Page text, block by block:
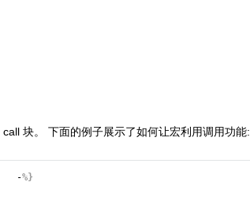
call 块。 下面的例子展示了如何让宏利用调用功能:
-%}